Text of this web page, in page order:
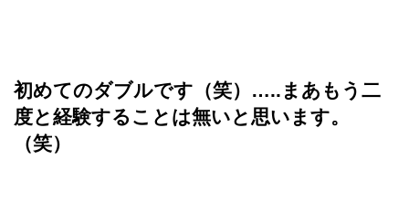
初めてのダブルです（笑）…..まあもう二
度と経験することは無いと思います。
（笑）